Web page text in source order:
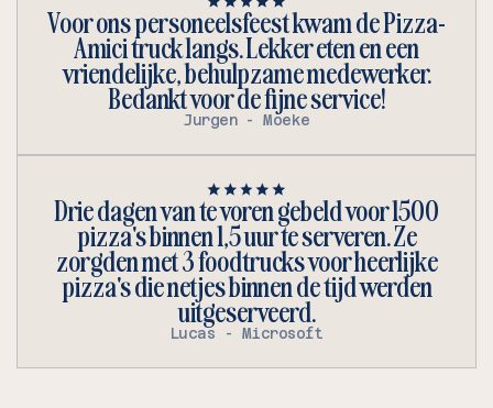
Voor ons personeelsfeest kwam de Pizza-
Amici truck langs. Lekker eten en een
vriendelijke, behulpzame medewerker.
Bedankt voor de fijne service!
Jurgen - Moeke
Drie dagen van te voren gebeld voor 1500
pizza's binnen 1,5 uur te serveren. Ze
zorgden met 3 foodtrucks voor heerlijke
pizza's die netjes binnen de tijd werden
uitgeserveerd.
Lucas - Microsoft